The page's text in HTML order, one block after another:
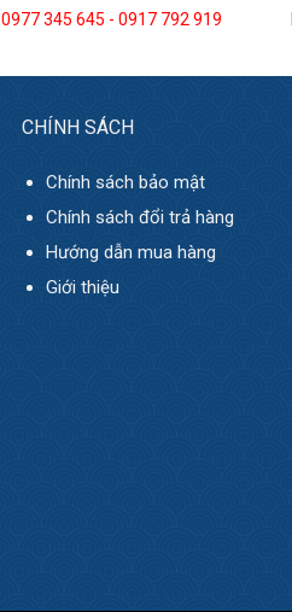
345 645 - 0917 792 919
CHÍNH SÁCH
Chính sách bảo mật
Chính sách đổi trả hàng
Hướng dẫn mua hàng
Giới thiệu